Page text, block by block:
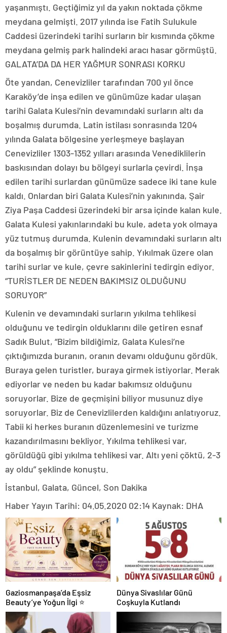
yaşanmıştı. Geçtiğimiz yıl da yakın noktada çökme
meydana gelmişti. 2017 yılında ise Fatih Sulukule
Caddesi üzerindeki tarihi surların bir kısmında çökme
meydana gelmiş park halindeki aracı hasar görmüştü.
GALATA’DA DA HER YAĞMUR SONRASI KORKU
Öte yandan, Cenevizliler tarafından 700 yıl önce
Karaköy’de inşa edilen ve günümüze kadar ulaşan
tarihi Galata Kulesi’nin devamındaki surların altı da
boşalmış durumda. Latin istilası sonrasında 1204
yılında Galata bölgesine yerleşmeye başlayan
Cenevizliler 1303-1352 yılları arasında Venediklilerin
baskısından dolayı bu bölgeyi surlarla çevirdi. İnşa
edilen tarihi surlardan günümüze sadece iki tane kule
kaldı. Onlardan biri Galata Kulesi’nin yakınında, Şair
Ziya Paşa Caddesi üzerindeki bir arsa içinde kalan kule.
Galata Kulesi yakınlarındaki bu kule, adeta yok olmaya
yüz tutmuş durumda. Kulenin devamındaki surların altı
da boşalmış bir görüntüye sahip. Yıkılmak üzere olan
tarihi surlar ve kule, çevre sakinlerini tedirgin ediyor.
“TURİSTLER DE NEDEN BAKIMSIZ OLDUĞUNU
SORUYOR”
Kulenin ve devamındaki surların yıkılma tehlikesi
olduğunu ve tedirgin olduklarını dile getiren esnaf
Sadık Bulut, “Bizim bildiğimiz, Galata Kulesi’ne
çıktığımızda buranın, oranın devamı olduğunu gördük.
Buraya gelen turistler, buraya girmek istiyorlar. Merak
ediyorlar ve neden bu kadar bakımsız olduğunu
soruyorlar. Bize de geçmişini biliyor musunuz diye
soruyorlar. Biz de Cenevizlilerden kaldığını anlatıyoruz.
Tabii ki herkes buranın düzenlemesini ve turizme
kazandırılmasını bekliyor. Yıkılma tehlikesi var,
görüldüğü gibi yıkılma tehlikesi var. Altı yeni çöktü, 2-3
ay oldu” şeklinde konuştu.
İstanbul, Galata, Güncel, Son Dakika
Haber Yayın Tarihi: 04.05.2020 02:14 Kaynak: DHA
Gaziosmanpaşa’da Eşsiz
Beauty’ye Yoğun İlgi ⭐
Dünya Sivaslılar Günü
Coşkuyla Kutlandı